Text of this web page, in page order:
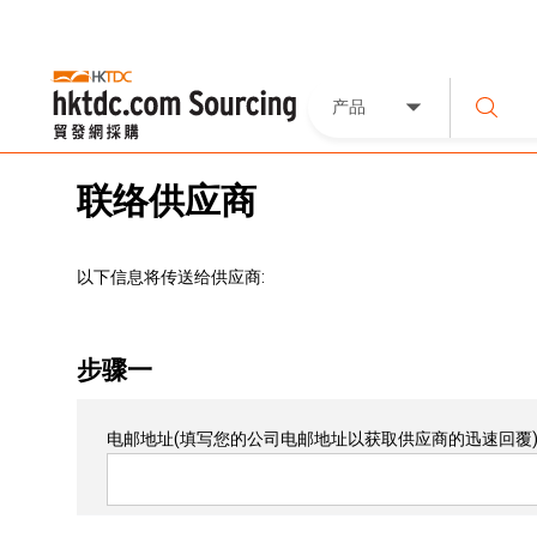
产品
联络供应商
以下信息将传送给供应商:
步骤一
电邮地址(填写您的公司电邮地址以获取供应商的迅速回覆)